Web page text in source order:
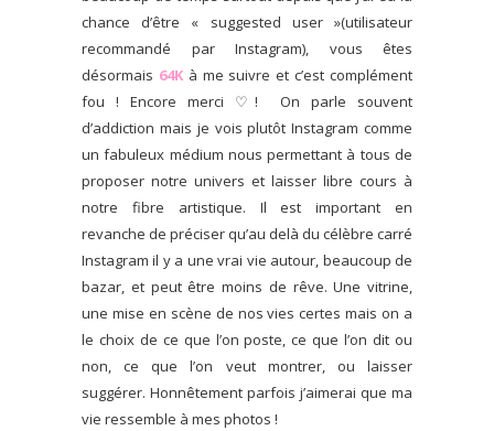
chance d’être « suggested user »(utilisateur
recommandé par Instagram), vous êtes
désormais 64Kà me suivre et c’est complément
fou ! Encore merci ♡! On parle souvent
d’addiction mais je vois plutôt Instagram comme
un fabuleux médium nous permettant à tous de
proposer notre univers et laisser libre cours à
notre fibre artistique. Il est important en
revanche de préciser qu’au delà du célèbre carré
Instagram il y a une vrai vie autour, beaucoup de
bazar, et peut être moins de rêve. Une vitrine,
une mise en scène de nos vies certes mais on a
le choix de ce que l’on poste, ce que l’on dit ou
non, ce que l’on veut montrer, ou laisser
suggérer. Honnêtement parfois j’aimerai que ma
vie ressemble à mes photos !